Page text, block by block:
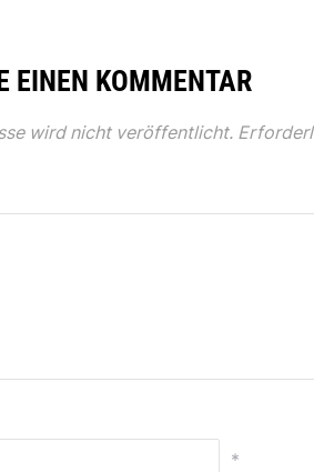
EINEN KOMMENTAR
wird nicht veröffentlicht.
*